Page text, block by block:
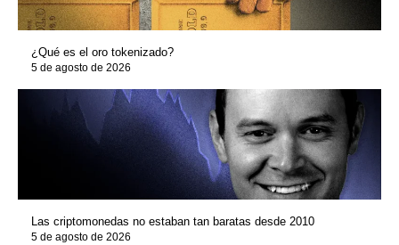
¿Qué es el oro tokenizado?
5 de agosto de 2026
Las criptomonedas no estaban tan baratas desde 2010
5 de agosto de 2026